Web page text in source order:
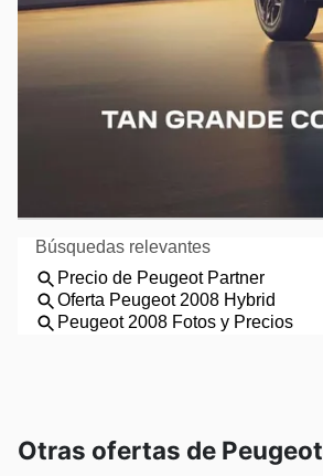
Otras ofertas de Peugeot